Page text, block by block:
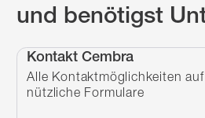
und benötigst
Kontakt Cembra
Alle Kontaktmöglichkeiten
nützliche Formulare